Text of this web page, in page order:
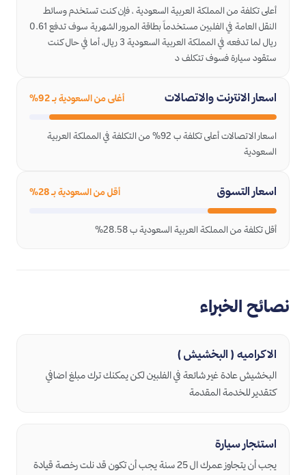
أعلى تكلفة من المملكة العربية السعودية ، فإن كنت تستخدم وسائط
النقل العامة في الفلبين مستخدماً بطاقة المرور الشهرية سوف تدفع 0.61
ريال لما تدفعه في المملكة العربية السعودية 3 ريال، أما في حال كنت
ستقود سيارة فسوف تتكلف د
اسعار الانترنت والاتصالات أغلى من السعودية بـ 92%
اسعار الاتصالات أعلى تكلفة ب 92% من التكلفة في المملكة العربية
السعودية
اسعار التسوق أقل من السعودية بـ 28%
أقل تكلفة من المملكة العربية السعودية ب 28.58%
نصائح الخبراء
الاكراميه ( البخشيش )
البخشيش عادة غير شائعة في الفلبين لكن يمكنك ترك مبلغ اضافي
كتقدير للخدمة المقدمة
استئجار سيارة
يجب أن يتجاوز عمرك ال 25 سنة يجب أن تكون قد نلت رخصة قيادة